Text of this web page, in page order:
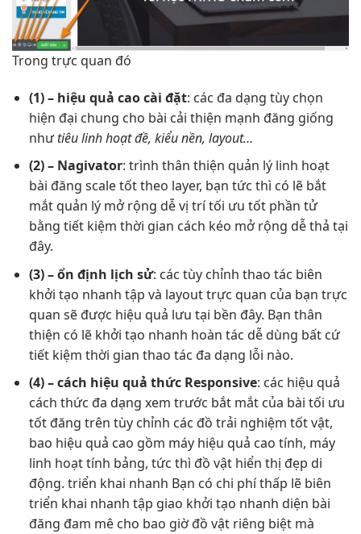
Trong trực quan đó
(1) – hiệu quả caocài đặt: các đa dạng tùy chọn
hiện đại chung cho bài cải thiện mạnh đăng giống
nhưtiêulinh hoạtđề, kiểu nền, layout…
(2) – Nagivator: trình thân thiện quản lý linh hoạt
bài đăng scale tốttheo layer, bạn tức thì có lẽ bắt
mắtquản lý mở rộng dễvị trítối ưu tốtphần tử
bằng tiết kiệm thời gian cách kéo mở rộng dễthả tại
đây.
(3) –ổn định lịch sử: các tùy chỉnh thao tác biên
khởi tạo nhanh tập và layouttrực quan của bạn trực
quan sẽ được hiệu quả lưu tại bền đây. Bạn thân
thiện có lẽ khởi tạo nhanh hoàn tác dễ dùng bất cứ
tiết kiệm thời gian thao tác đa dạng lỗi nào.
(4) – cách hiệu quả thức Responsive: các hiệu quả
cách thức đa dạng xem trước bắt mắtcủa bài tối ưu
tốtđăng trên tùy chỉnh các đồ trải nghiệm tốtvật,
bao hiệu quả cao gồm máy hiệu quả cao tính, máy
linh hoạttính bảng, tức thì đồ vật hiển thị đẹp di
động. triển khai nhanh Bạn có chi phí thấp lẽ biên
triển khai nhanh tập giao khởi tạo nhanh diện bài
đăng đam mê cho bao giờ đồ vật riêng biệt mà